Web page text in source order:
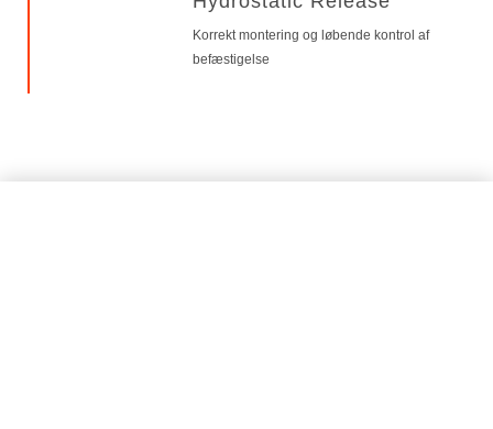
Korrekt montering og løbende kontrol af
befæstigelse